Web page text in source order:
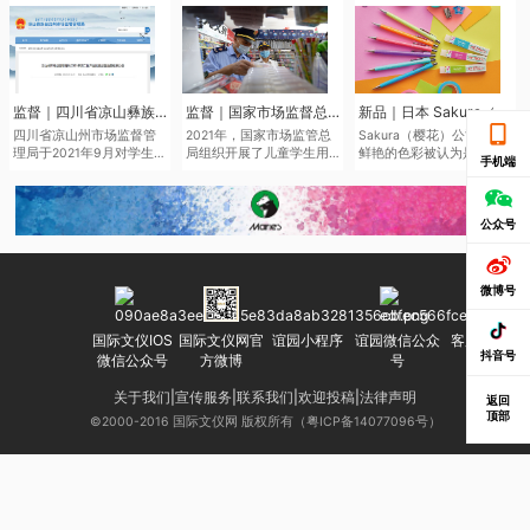
监督｜四川省凉山彝族自治州市场监督管理局于近日发布了2021年第二批产品质量监督抽查结果
四川省凉山州市场监督管
理局于2021年9月对学生文
儿童学生用品开展质量监
督抽查545批次。其中，儿
童学生用品监督抽查307批
监督｜国家市场监督总局通报儿童学生用品产品2021年抽查情况
2021年，国家市场监管总
局组织开展了儿童学生用
查，共抽查了2050家企业
生产的2186批次儿童学生
用品，涉及玩具、童车、
头盔等7种产品。其中，学
生文具抽查不合格率
7.0%，主要涉及浙江省、
广东省等产地的生产企
业。
Sakura（樱花）公司鉴于
鲜艳的色彩被认为是2022
年的色彩趋势，该品牌现
在正在扩大其产品范围，
本次“Sakura Color
Products”新系列包括六种
和三种新的橡皮擦，每种
手机端
公众号
微博号
抖音号
返回
顶部
国际文仪IOS
微信公众号
国际文仪网官
方微博
谊园小程序
谊园微信公众
号
客服微信号
关于我们 宣传服务 联系我们 欢迎投稿 法律声明
©2000-2016 国际文仪网 版权所有（粤ICP备14077096号）